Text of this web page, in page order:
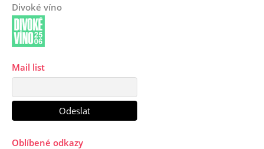
Divoké víno
Mail list
Oblíbené odkazy